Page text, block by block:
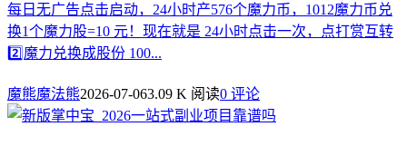
每日无广告点击启动，24小时产576个魔力币，1012魔力币兑
换1个魔力股=10 元！现在就是 24小时点击一次，点打赏互转
2️⃣魔力兑换成股份 100...
魔熊魔法熊2026-07-063.09 K 阅读0 评论